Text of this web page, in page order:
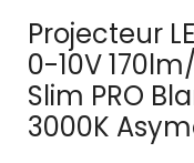
Projecteur
0-10V
Slim PRO
3000K